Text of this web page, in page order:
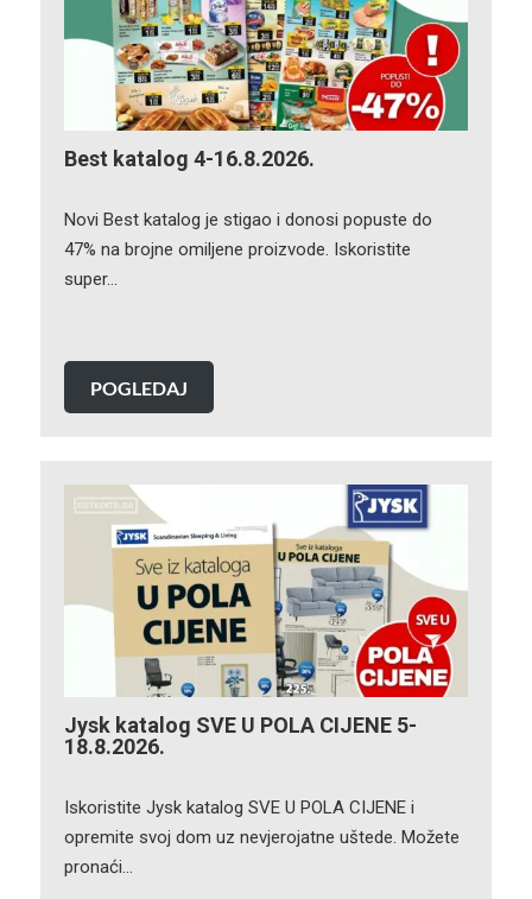
Best katalog 4-16.8.2026.
Novi Best katalog je stigao i donosi popuste do
47% na brojne omiljene proizvode. Iskoristite
super…
POGLEDAJ
Jysk katalog SVE U POLA CIJENE 5-
18.8.2026.
Iskoristite Jysk katalog SVE U POLA CIJENE i
opremite svoj dom uz nevjerojatne uštede. Možete
pronaći…